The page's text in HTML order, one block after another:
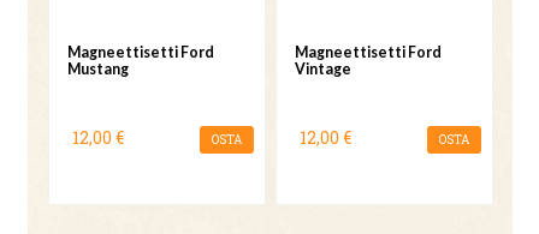
Magneettisetti Ford
Mustang
12,00 € OSTA
Magneettisetti Ford
Vintage
12,00 € OSTA